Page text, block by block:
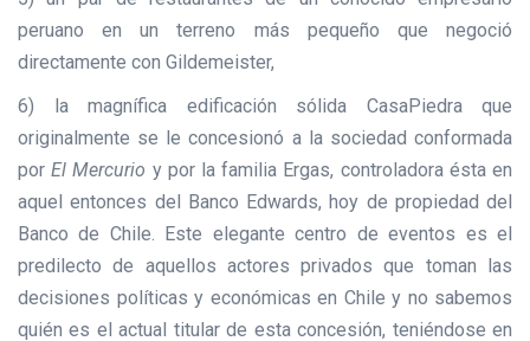
peruano en un terreno más pequeño que negoció
directamente con Gildemeister,
6) la magnífica edificación sólida CasaPiedra que
originalmente se le concesionó a la sociedad conformada
porEl Mercurio y por la familia Ergas, controladora ésta en
aquel entonces del Banco Edwards, hoy de propiedad del
Banco de Chile. Este elegante centro de eventos es el
predilecto de aquellos actores privados que toman las
decisiones políticas y económicas en Chile y no sabemos
quién es el actual titular de esta concesión, teniéndose en